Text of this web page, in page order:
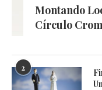
Montando
Círculo
2